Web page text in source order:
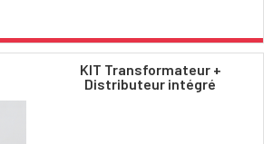
KIT Transformateur +
Distributeur intégré